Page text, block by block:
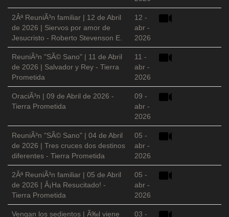
2Âª ReuniÃ³n familiar | 12 de Abril
de 2026 | Siervos por amor de
Jesucristo - Roberto Stevenson E.
12 -
abr -
2026
ReuniÃ³n "SÃ© Sano" | 11 de Abril
de 2026 | Salvador y Rey - Tierra
Prometida
11 -
abr -
2026
OraciÃ³n | 09 de Abril de 2026 -
Tierra Prometida
09 -
abr -
2026
ReuniÃ³n "SÃ© Sano" | 04 de Abril
de 2026 | Tres cruces dos destinos
diferentes - Tierra Prometida
05 -
abr -
2026
2Âª ReuniÃ³n familiar | 05 de Abril
de 2026 | Â¡Ha Resucitado! -
Tierra Prometida
05 -
abr -
2026
Vengan los sedientos | Ã‰l viene
03 -